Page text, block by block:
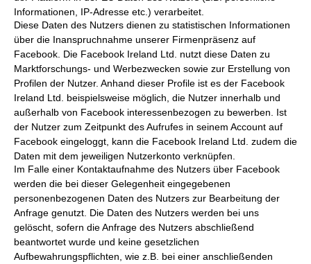
Informationen, IP-Adresse etc.) verarbeitet.
Diese Daten des Nutzers dienen zu statistischen Informationen
über die Inanspruchnahme unserer Firmenpräsenz auf
Facebook. Die Facebook Ireland Ltd. nutzt diese Daten zu
Marktforschungs- und Werbezwecken sowie zur Erstellung von
Profilen der Nutzer. Anhand dieser Profile ist es der Facebook
Ireland Ltd. beispielsweise möglich, die Nutzer innerhalb und
außerhalb von Facebook interessenbezogen zu bewerben. Ist
der Nutzer zum Zeitpunkt des Aufrufes in seinem Account auf
Facebook eingeloggt, kann die Facebook Ireland Ltd. zudem die
Daten mit dem jeweiligen Nutzerkonto verknüpfen.
Im Falle einer Kontaktaufnahme des Nutzers über Facebook
werden die bei dieser Gelegenheit eingegebenen
personenbezogenen Daten des Nutzers zur Bearbeitung der
Anfrage genutzt. Die Daten des Nutzers werden bei uns
gelöscht, sofern die Anfrage des Nutzers abschließend
beantwortet wurde und keine gesetzlichen
Aufbewahrungspflichten, wie z.B. bei einer anschließenden